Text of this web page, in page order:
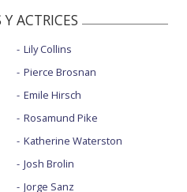
ACTRICES
Lily Collins
Pierce Brosnan
Emile Hirsch
Rosamund Pike
Katherine Waterston
Josh Brolin
Jorge Sanz